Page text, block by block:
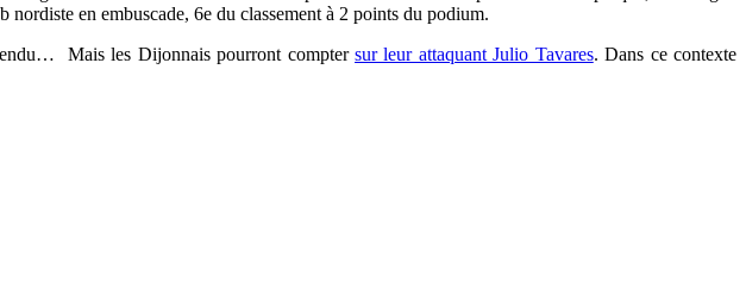
en embuscade, 6e du classement à 2 points du podium.
Mais les Dijonnais pourront comptersur leur attaquant Julio Tavares. Dans ce contexte